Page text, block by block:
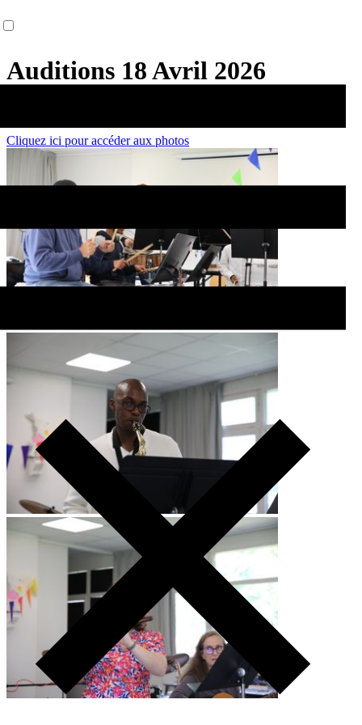
Auditions 18 Avril 2026
Cliquez ici pour accéder aux photos